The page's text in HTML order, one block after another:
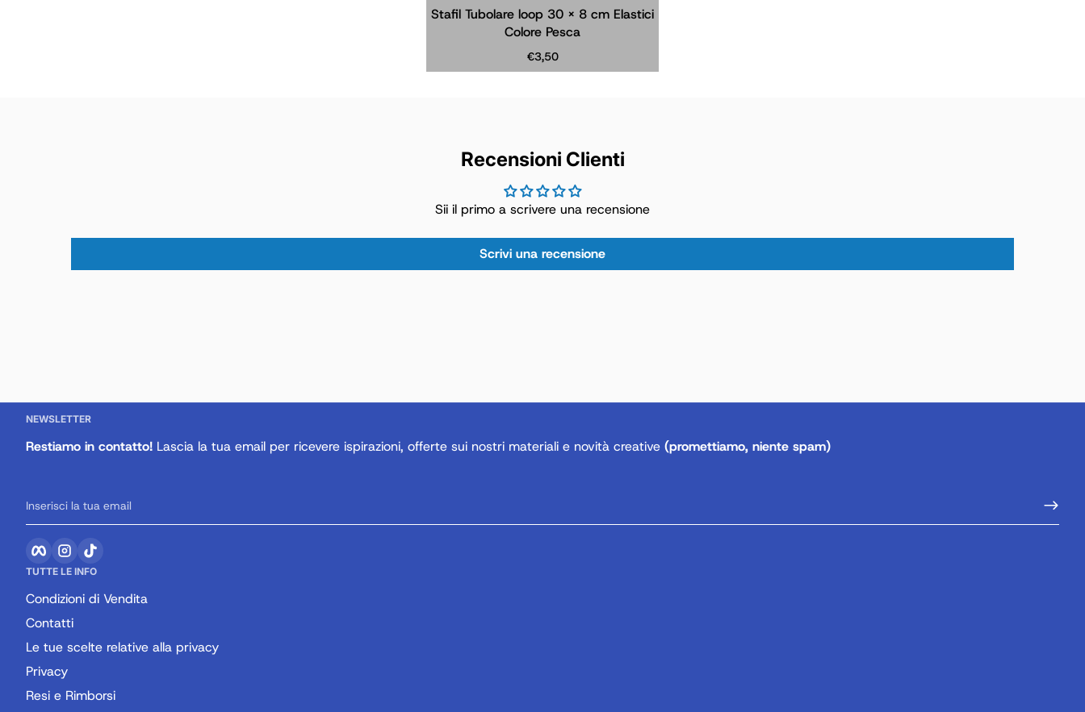
Stafil Tubolare loop 30 x 8 cm Elastici
Colore Pesca
Prezzo normale
€3,50
Recensioni Clienti
Sii il primo a scrivere una recensione
Scrivi una recensione
NEWSLETTER
Restiamo in contatto! Lascia la tua email per ricevere ispirazioni, offerte sui nostri materiali e novità creative (promettiamo, niente spam)
Inserisci la tua email
FacebookInstagram
TUTTE LE INFO
Condizioni di Vendita
Contatti
Le tue scelte relative alla privacy
Privacy
Resi e Rimborsi